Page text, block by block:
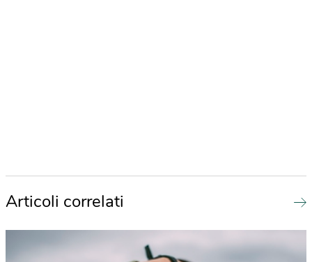
Articoli correlati